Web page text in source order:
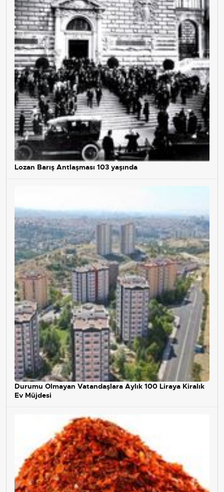
Lozan Barış Antlaşması 103 yaşında
Durumu Olmayan Vatandaşlara Aylık 100 Liraya Kiralık
Ev Müjdesi